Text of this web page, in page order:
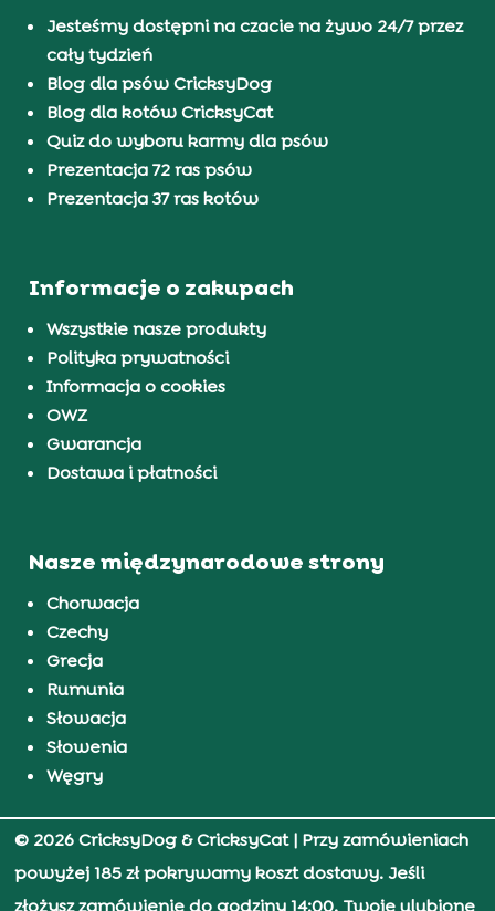
Jesteśmy dostępni na czacie na żywo 24/7 przez
cały tydzień
Blog dla psów CricksyDog
Blog dla kotów CricksyCat
Quiz do wyboru karmy dla psów
Prezentacja 72 ras psów
Prezentacja 37 ras kotów
Informacje o zakupach
Wszystkie nasze produkty
Polityka prywatności
Informacja o cookies
OWZ
Gwarancja
Dostawa i płatności
Nasze międzynarodowe strony
Chorwacja
Czechy
Grecja
Rumunia
Słowacja
Słowenia
Węgry
© 2026 CricksyDog & CricksyCat| Przy zamówieniach
powyżej 185 zł pokrywamy koszt dostawy. Jeśli
złożysz zamówienie do godziny 14:00, Twoje ulubione